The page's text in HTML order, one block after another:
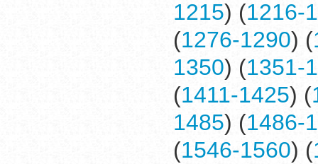
1215) (1216-
(1276-1290) (
1350) (1351-
(1411-1425) (
1485) (1486-
(1546-1560) (